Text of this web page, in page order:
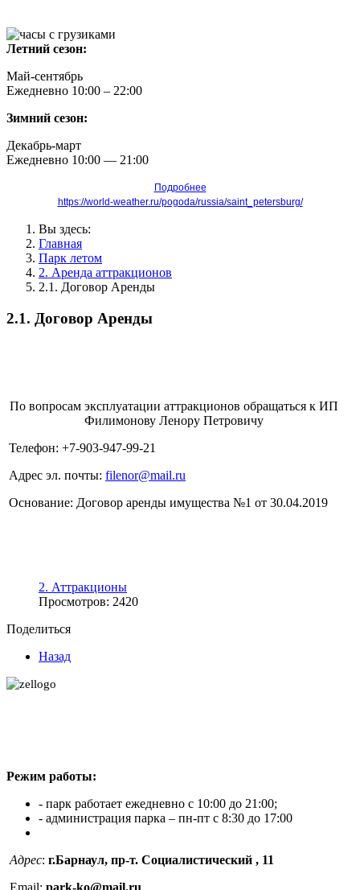
Летний сезон:
Май-сентябрь
Ежедневно 10:00 – 22:00
Зимний сезон:
Декабрь-март
Ежедневно 10:00 — 21:00
Подробнее
https://world-weather.ru/pogoda/russia/saint_petersburg/
Вы здесь:
Главная
Парк летом
2. Аренда аттракционов
2.1. Договор Аренды
2.1. Договор Аренды
По вопросам эксплуатации аттракционов обращаться к ИП
Филимонову Ленору Петровичу
Телефон: +7-903-947-99-21
Адрес эл. почты: filenor@mail.ru
Основание: Договор аренды имущества №1 от 30.04.2019
2. Аттракционы
Просмотров: 2420
Поделиться
Назад
Режим работы:
- парк работает ежедневно с 10:00 до 21:00;
- администрация парка – пн-пт с 8:30 до 17:00
Адрес: г.Барнаул, пр-т. Социалистический , 11